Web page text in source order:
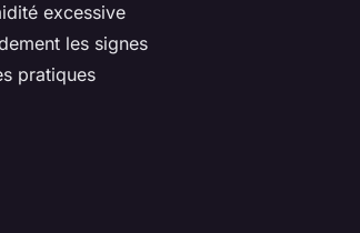
excessive
les signes
pratiques